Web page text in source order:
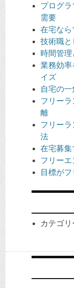
プログ
需要
在宅なら
技術職と
時間管
業務効率
イズ
自宅の
フリー
離
フリー
法
在宅募集
フリー
目標が
カテゴリ